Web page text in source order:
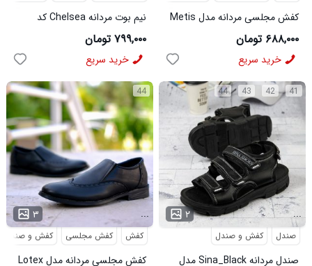
نیم بوت مردانه Chelsea کد
6413
۷۹۹,۰۰۰ تومان
خرید سریع
کفش مجلسی مردانه مدل Metis
کد 6328
۶۸۸,۰۰۰ تومان
خرید سریع
44
۳ ...
کفش کفش مجلسی کفش و صندل
کفش مجلسی مردانه مدل Lotex
41
42
43
44
۲ ...
صندل کفش و صندل
صندل مردانه Sina_Black مدل